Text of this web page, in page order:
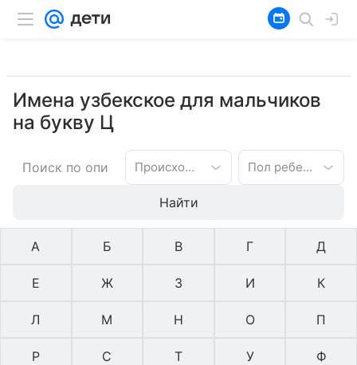
Имена узбекское для мальчиков
на букву Ц
Происхождение имени Пол ребенка
Найти
А Б В Г Д
Е Ж З И К
Л М Н О П
Р С Т У Ф